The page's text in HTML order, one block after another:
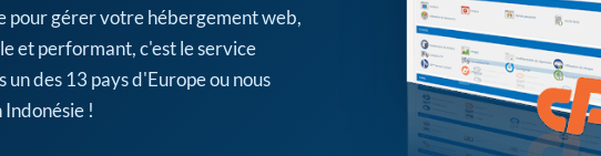
pour gérer votre hébergement web,
et performant, c'est le service
des 13 pays d'Europe ou nous
Indonésie !